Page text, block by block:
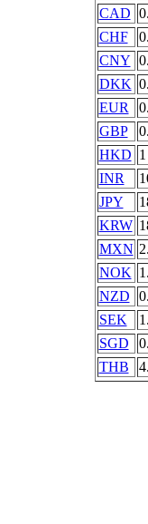
CAD
CHF
CNY
DKK
EUR
GBP
HKD 1
INR
JPY
KRW
MXN
NOK
NZD
SEK
SGD
THB